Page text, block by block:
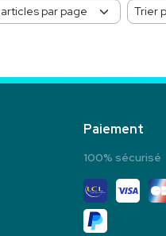
Paiement
100% sécurisé